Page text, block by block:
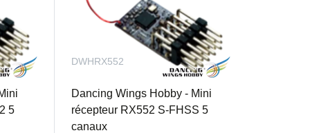
5
DWHRX552
Dancing Wings Hobby - Mini
récepteur RX552 S-FHSS 5
canaux